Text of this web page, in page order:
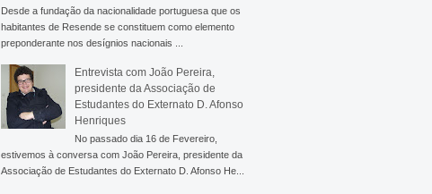
Desde a fundação da nacionalidade portuguesa que os
habitantes de Resende se constituem como elemento
preponderante nos desígnios nacionais ...
Entrevista com João Pereira,
presidente da Associação de
Estudantes do Externato D. Afonso
Henriques
No passado dia 16 de Fevereiro,
estivemos à conversa com João Pereira, presidente da
Associação de Estudantes do Externato D. Afonso He...